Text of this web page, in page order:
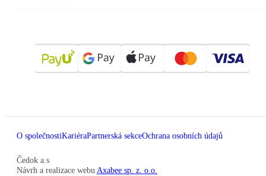
O společnostiKariéraPartnerská sekceOchrana osobních údajů
Čedok a.s
Návrh a realizace webu Axabee sp. z. o.o.